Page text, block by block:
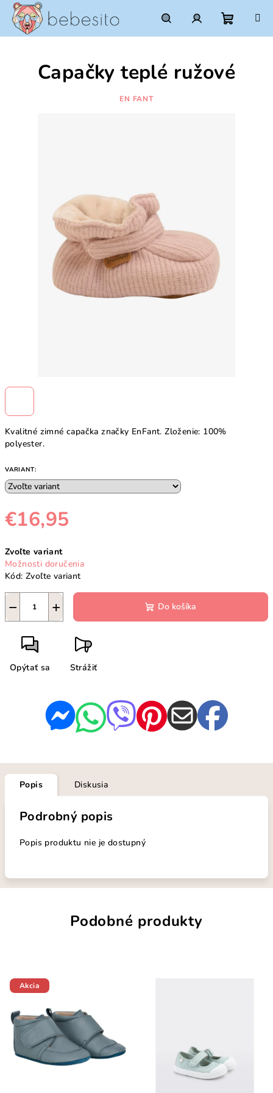
Prejsť
obsah
HľadaťPrihlásenie
košík
Kvalitné zimné capačka značky EnFant. Zloženie: 100%
polyester.
VARIANT:
€16,95
cena:
Zvoľte variant
Možnosti doručenia
Kód: Zvoľte variant
+
− Do košíka
Opýtať sa Strážiť
Capačky teplé ružové
EN FANT
Popis Diskusia
Podrobný popis
Popis produktu nie je dostupný
Podobné produkty
Akcia